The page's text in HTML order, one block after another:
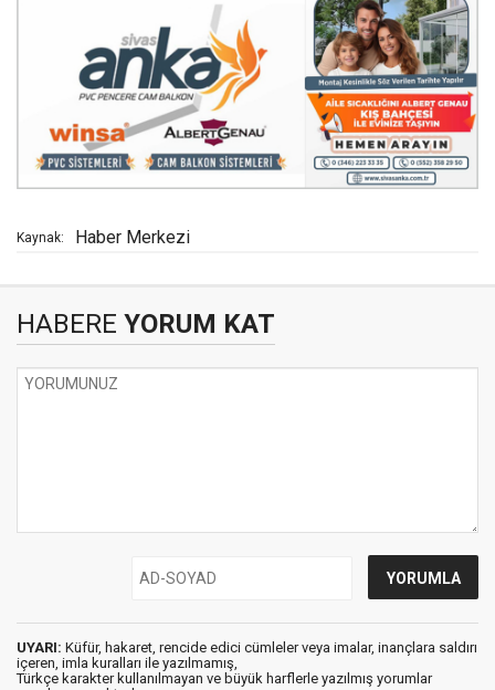
Kaynak: Haber Merkezi
HABERE YORUM KAT
UYARI: Küfür, hakaret, rencide edici cümleler veya imalar, inançlara saldırı
içeren, imla kuralları ile yazılmamış,
Türkçe karakter kullanılmayan ve büyük harflerle yazılmış yorumlar